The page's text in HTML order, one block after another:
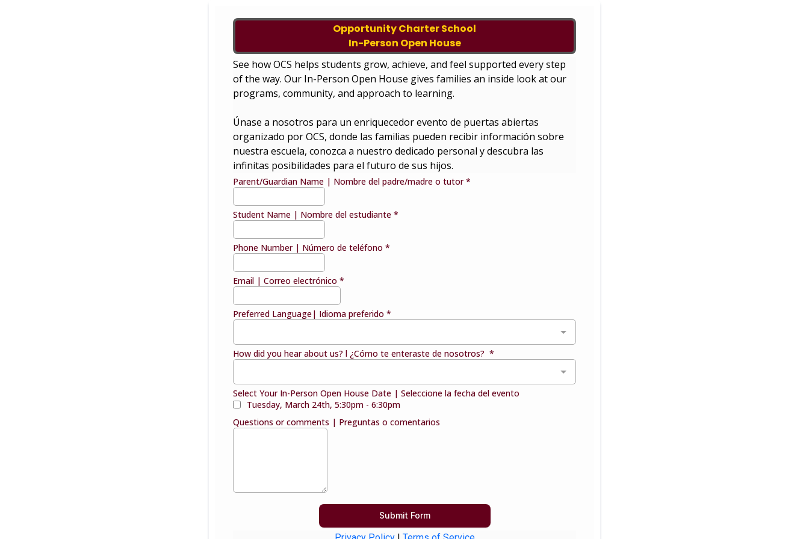
Opportunity Charter School
In-Person Open House
See how OCS helps students grow, achieve, and feel supported every step
of the way. Our In-Person Open House gives families an inside look at our
programs, community, and approach to learning.
Únase a nosotros para un enriquecedor evento de puertas abiertas
organizado por OCS, donde las familias pueden recibir información sobre
nuestra escuela, conozca a nuestro dedicado personal y descubra las
infinitas posibilidades para el futuro de sus hijos.
Parent/Guardian Name | Nombre del padre/madre o tutor*
Student Name | Nombre del estudiante *
Phone Number | Número de teléfono *
Email | Correo electrónico *
Preferred Language| Idioma preferido *
How did you hear about us? l ¿Cómo te enteraste de nosotros? *
Select Your In-Person Open House Date | Seleccione la fecha del evento
Tuesday, March 24th, 5:30pm - 6:30pm
Questions or comments | Preguntas o comentarios
Submit Form